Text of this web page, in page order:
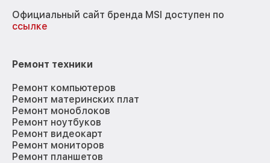
Официальный сайт бренда MSI доступен по
ссылке
Ремонт техники
Ремонт компьютеров
Ремонт материнских плат
Ремонт моноблоков
Ремонт ноутбуков
Ремонт видеокарт
Ремонт мониторов
Ремонт планшетов